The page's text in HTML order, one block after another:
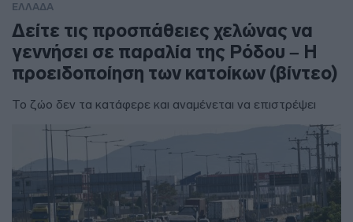
ΕΛΛΑΔΑ
Δείτε τις προσπάθειες χελώνας να
γεννήσει σε παραλία της Ρόδου – Η
προειδοποίηση των κατοίκων (βίντεο)
Το ζώο δεν τα κατάφερε και αναμένεται να επιστρέψει